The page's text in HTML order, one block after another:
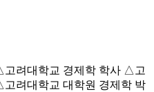
려대학교 경제학 학사 △고
려대학교 대학원 경제학 박